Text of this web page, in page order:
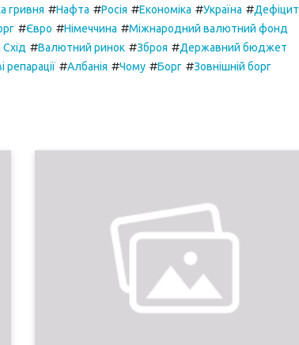
гривня #Нафта #Росія #Економіка #Україна #Дефіцит
#Євро #Німеччина #Міжнародний валютний фонд
#Валютний ринок #Зброя #Державний бюджет
репарації #Албанія #Чому #Борг #Зовнішній борг